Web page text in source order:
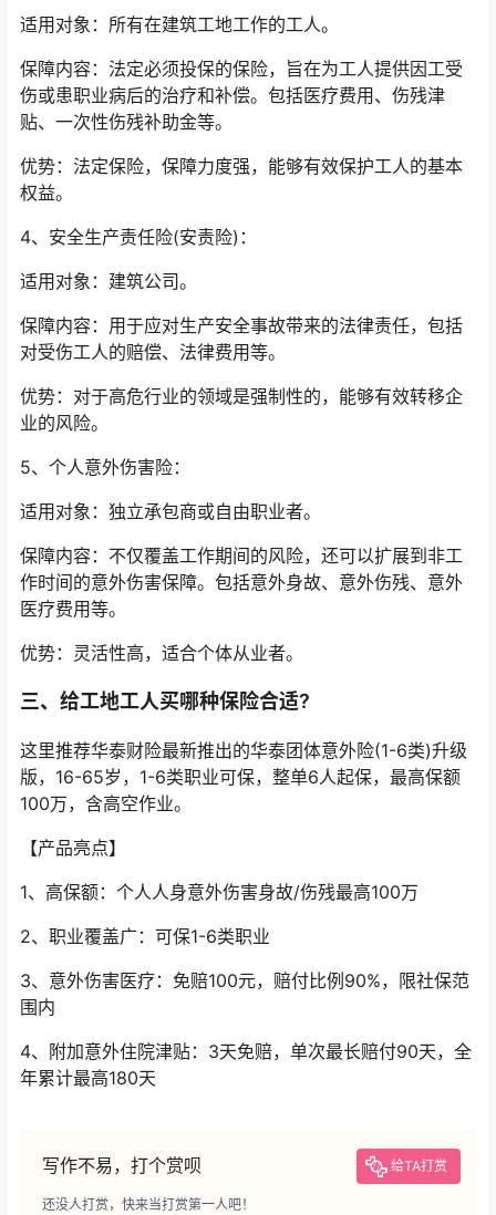
适用对象：所有在建筑工地工作的工人。
保障内容：法定必须投保的保险，旨在为工人提供因工受
伤或患职业病后的治疗和补偿。包括医疗费用、伤残津
贴、一次性伤残补助金等。
优势：法定保险，保障力度强，能够有效保护工人的基本
权益。
4、安全生产责任险(安责险)：
适用对象：建筑公司。
保障内容：用于应对生产安全事故带来的法律责任，包括
对受伤工人的赔偿、法律费用等。
优势：对于高危行业的领域是强制性的，能够有效转移企
业的风险。
5、个人意外伤害险：
适用对象：独立承包商或自由职业者。
保障内容：不仅覆盖工作期间的风险，还可以扩展到非工
作时间的意外伤害保障。包括意外身故、意外伤残、意外
医疗费用等。
优势：灵活性高，适合个体从业者。
三、给工地工人买哪种保险合适?
这里推荐华泰财险最新推出的华泰团体意外险(1-6类)升级
版，16-65岁，1-6类职业可保，整单6人起保，最高保额
100万，含高空作业。
【产品亮点】
1、高保额：个人人身意外伤害身故/伤残最高100万
2、职业覆盖广：可保1-6类职业
3、意外伤害医疗：免赔100元，赔付比例90%，限社保范
围内
4、附加意外住院津贴：3天免赔，单次最长赔付90天，全
年累计最高180天
写作不易，打个赏呗 给TA打赏
还没人打赏，快来当打赏第一人吧！